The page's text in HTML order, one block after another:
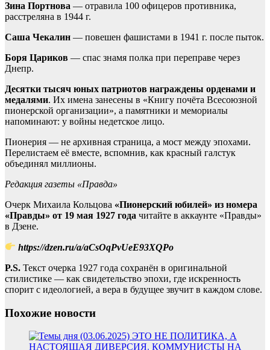
Зина Портнова — отравила 100 офицеров противника,
расстреляна в 1944 г.
Саша Чекалин — повешен фашистами в 1941 г. после пыток.
Боря Цариков — спас знамя полка при переправе через
Днепр.
Десятки тысяч юных патриотов награждены орденами и
медалями. Их имена занесены в «Книгу почёта Всесоюзной
пионерской организации», а памятники и мемориалы
напоминают: у войны недетское лицо.
Пионерия — не архивная страница, а мост между эпохами.
Перелистаем её вместе, вспомнив, как красный галстук
объединял миллионы.
Редакция газеты «Правда»
Очерк Михаила Кольцова «Пионерский юбилей» из номера
«Правды» от 19 мая 1927 года читайте в аккаунте «Правды»
в Дзене.
https://dzen.ru/a/aCsOqPvUeE93XQPo
P.S. Текст очерка 1927 года сохранён в оригинальной
стилистике — как свидетельство эпохи, где искренность
спорит с идеологией, а вера в будущее звучит в каждом слове.
Похожие новости